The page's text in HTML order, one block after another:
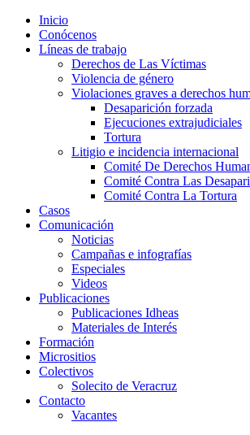
Inicio
Conócenos
Líneas de trabajo
Derechos de Las Víctimas
Violencia de género
Violaciones graves a derechos
Desaparición forzada​
Ejecuciones extrajudiciales
Tortura
Litigio e incidencia internacional
Comité De Derechos
Comité Contra Las
Comité Contra La Tortura​
Casos
Comunicación
Noticias
Campañas e infografías
Especiales
Videos
Publicaciones
Publicaciones Idheas
Materiales de Interés
Formación
Micrositios
Colectivos
Solecito de Veracruz
Contacto
Vacantes